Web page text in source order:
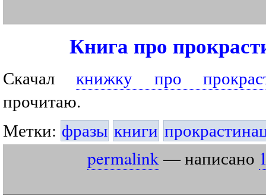
Книга про
Скачалкнижку про
прочитаю.
Метки: фразы книги
permalink— написано